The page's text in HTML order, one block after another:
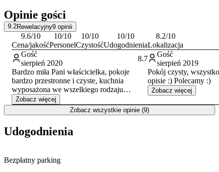
gotówką lub przelewem. Personel obiektu posługuje się językiem
polskim i angielskim.
Opinie gości
9.2Rewelacyjny9 opinii
9.6/10
Cena/jakość
10/10
Personel
10/10
Czystość
10/10
Udogodnienia
8.2/10
Lokalizacja
Gość
sierpień 2020
8.7
Bardzo miła Pani właścicielka, pokoje
bardzo przestronne i czyste, kuchnia
wyposażona we wszelkiego rodzaju
potrzebne urządzenia (płyta indukcyjna,
mikrofalówka, lodówka) i naczynia. Ceny
za nocleg - jak nad morzem bardzo
kilka minut spacerkiem.
najlepszym porządku i z czystym
Zobacz więcej
Gość
sierpień 2019
Pokój czysty,
opisie :) Polecamy :)
Zobacz więcej
Zobacz wszystkie opinie (9)
Udogodnienia
Bezpłatny parking